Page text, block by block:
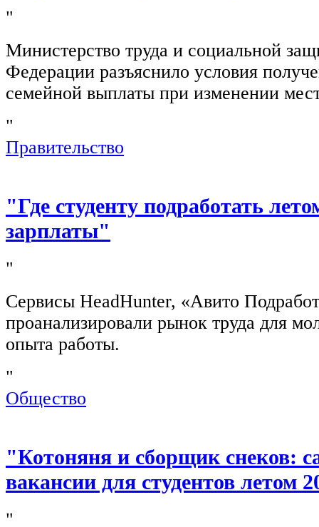
"
Министерство труда и социальной
Федерации разъяснило условия
семейной выплаты при изменении
"
Правительство
"Где студенту подработать
зарплаты"
"
Сервисы HeadHunter, «Авито
проанализировали рынок труда для
опыта работы.
"
Общество
"Котоняня и сборщик снеков:
вакансии для студентов летом
"